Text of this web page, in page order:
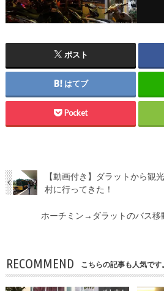
ポスト
はてブ
Pocket
【動画付き】ダラットから観
村に行ってきた！
ホーチミン→ダラットのバス移
RECOMMEND こちらの記事も人気です。